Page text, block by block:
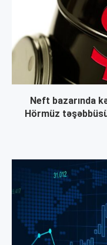
Neft bazarında
Hörmüz